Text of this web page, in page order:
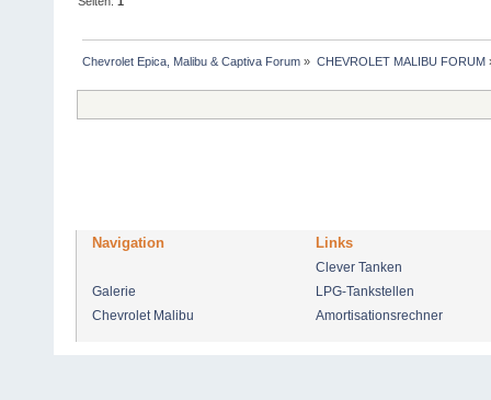
Chevrolet Epica, Malibu & Captiva Forum » CHEVROLET MALIBU FORUM
Navigation Links
Clever Tanken
Galerie
LPG-Tankstellen
Chevrolet Malibu
Amortisationsrechner